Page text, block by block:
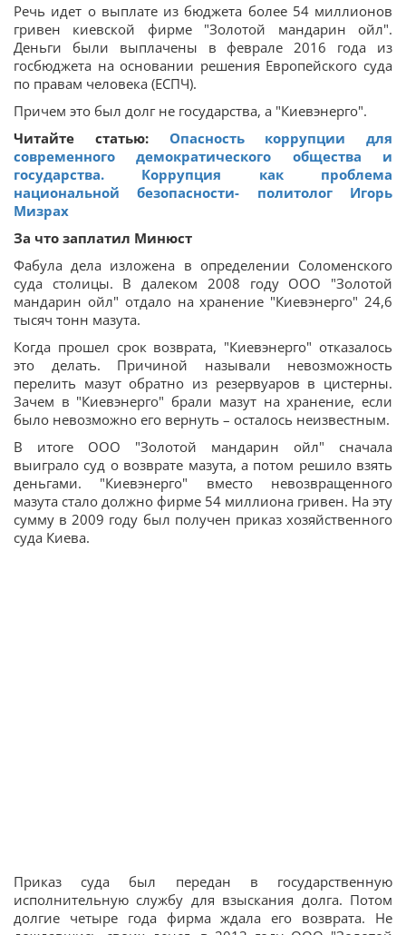
Речь идет о выплате из бюджета более 54 миллионов
гривен киевской фирме "Золотой мандарин ойл".
Деньги были выплачены в феврале 2016 года из
госбюджета на основании решения Европейского суда
по правам человека (ЕСПЧ).
Причем это был долг не государства, а "Киевэнерго".
Читайте статью: Опасность коррупции для
современного демократического общества и
государства. Коррупция как проблема
национальной безопасности- политолог Игорь
Мизрах
За что заплатил Минюст
Фабула дела изложена в определении Соломенского
суда столицы. В далеком 2008 году ООО "Золотой
мандарин ойл" отдало на хранение "Киевэнерго" 24,6
тысяч тонн мазута.
Когда прошел срок возврата, "Киевэнерго" отказалось
это делать. Причиной называли невозможность
перелить мазут обратно из резервуаров в цистерны.
Зачем в "Киевэнерго" брали мазут на хранение, если
было невозможно его вернуть – осталось неизвестным.
В итоге ООО "Золотой мандарин ойл" сначала
выиграло суд о возврате мазута, а потом решило взять
деньгами. "Киевэнерго" вместо невозвращенного
мазута стало должно фирме 54 миллиона гривен. На эту
сумму в 2009 году был получен приказ хозяйственного
суда Киева.
Приказ суда был передан в государственную
исполнительную службу для взыскания долга. Потом
долгие четыре года фирма ждала его возврата. Не